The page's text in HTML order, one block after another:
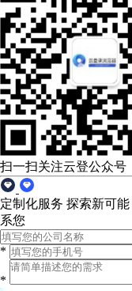
扫一扫关注云登公众号
定制化服务 探索新可能
系您
*
*